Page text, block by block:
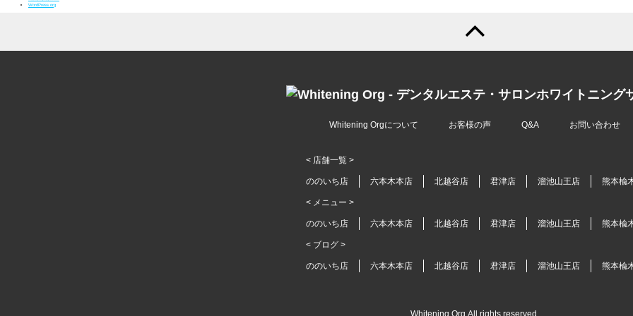
WordPress.org
Whitening Orgについて お客様の声 Q&A お問い合わせ
< 店舗一覧 >
ののいち店 六本木本店 北越谷店 君津店 溜池山王店 熊本楡
< メニュー >
ののいち店 六本木本店 北越谷店 君津店 溜池山王店 熊本楡
< ブログ >
ののいち店 六本木本店 北越谷店 君津店 溜池山王店 熊本楡